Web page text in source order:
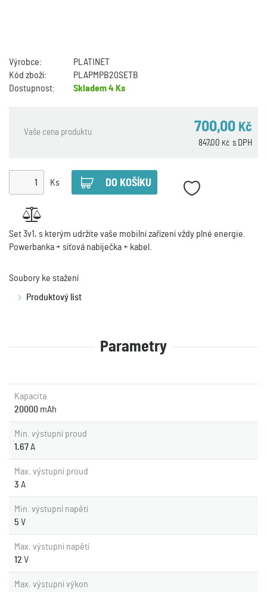
Výrobce:
PLATINET
Kód zboží:
PLAPMPB20SETB
Dostupnost:
Skladem4 Ks
Vaše cena produktu 700,00 Kč
s DPH
847,00 Kč
Ks
Set 3v1, s kterým udržíte vaše mobilní zařízení vždy plné energie.
Powerbanka + síťová nabíječka + kabel.
Soubory ke stažení
Produktový list
Parametry
Kapacita
20000 mAh
Min. výstupní proud
1.67A
Max. výstupní proud
3 A
Min. výstupní napětí
5 V
Max. výstupní napětí
12 V
Max. výstupní výkon